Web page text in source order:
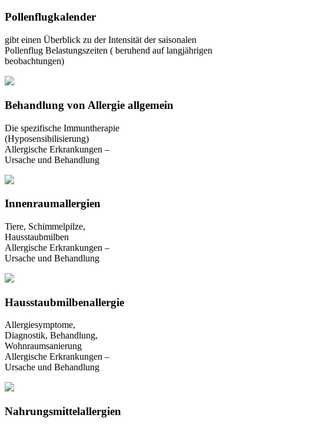
Pollenflugkalender
gibt einen Überblick zu der Intensität der saisonalen
Pollenflug Belastungszeiten ( beruhend auf langjährigen
beobachtungen)
Behandlung von Allergie allgemein
Die spezifische Immuntherapie
(Hyposensibilisierung)
Allergische Erkrankungen –
Ursache und Behandlung
Innenraumallergien
Tiere, Schimmelpilze,
Hausstaubmilben
Allergische Erkrankungen –
Ursache und Behandlung
Hausstaubmilbenallergie
Allergiesymptome,
Diagnostik, Behandlung,
Wohnraumsanierung
Allergische Erkrankungen –
Ursache und Behandlung
Nahrungsmittelallergien